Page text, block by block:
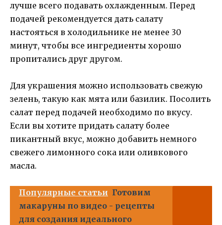
лучше всего подавать охлажденным. Перед
подачей рекомендуется дать салату
настояться в холодильнике не менее 30
минут, чтобы все ингредиенты хорошо
пропитались друг другом.
Для украшения можно использовать свежую
зелень, такую как мята или базилик. Посолить
салат перед подачей необходимо по вкусу.
Если вы хотите придать салату более
пикантный вкус, можно добавить немного
свежего лимонного сока или оливкового
масла.
Популярные статьи Готовим
макаруны по видео - рецепты
для создания идеального